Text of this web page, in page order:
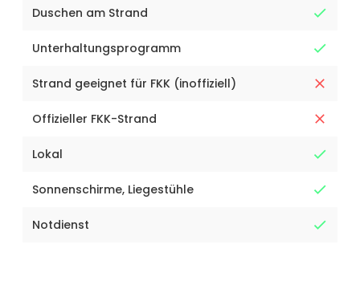
Duschen am Strand
Unterhaltungsprogramm
Strand geeignet für FKK (inoffiziell)
Offizieller FKK-Strand
Lokal
Sonnenschirme, Liegestühle
Notdienst